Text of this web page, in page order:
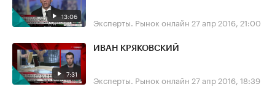
13:06 Эксперты. Рынок онлайн 27 апр 2016, 21:00
7:31
ИВАН КРЯКОВСКИЙ
Эксперты. Рынок онлайн 27 апр 2016, 18:39